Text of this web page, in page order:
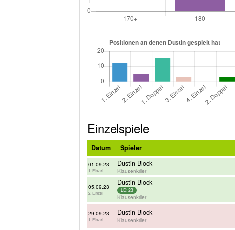
Einzelspiele
Datum Spieler
01.09.23
1. Einzel
Dustin Block
Klausenkiller
05.09.23
2. Einzel
Dustin Block
LD: 23
Klausenkiller
29.09.23
1. Einzel
Dustin Block
Klausenkiller